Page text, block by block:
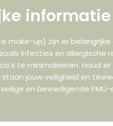
informatie
make-up) zijn er
zoals infecties en
te minimaliseren. Houd
jouw veiligheid en
en bevredigende PMU-